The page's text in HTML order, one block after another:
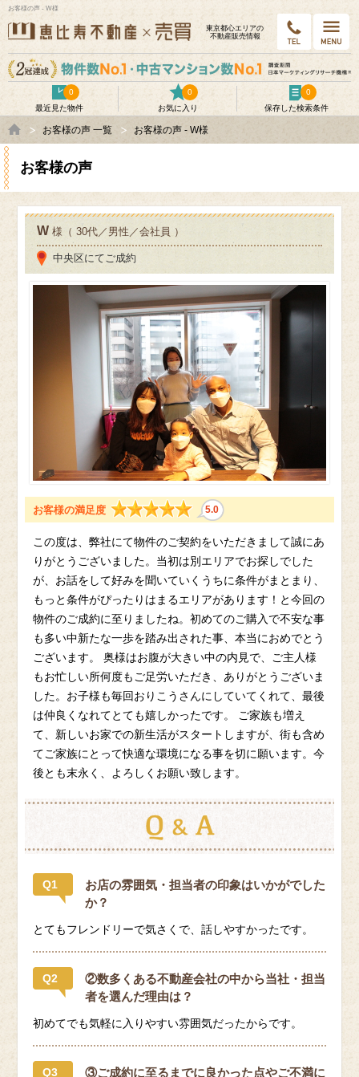
お客様の声 - W様
東京都⼼エリアの
不動産販売情報
最近見た物件
0
お気に入り
0
保存した検索条件
0
お客様の声 一覧 お客様の声 - W様
お客様の声
W 様（ 30代／男性／会社員 ）
中央区にてご成約
お客様の満足度 5.0
この度は、弊社にて物件のご契約をいただきまして誠にあ
りがとうございました。当初は別エリアでお探しでした
が、お話をして好みを聞いていくうちに条件がまとまり、
もっと条件がぴったりはまるエリアがあります！と今回の
物件のご成約に至りましたね。初めてのご購入で不安な事
も多い中新たな一歩を踏み出された事、本当におめでとう
ございます。 奥様はお腹が大きい中の内見で、ご主人様
もお忙しい所何度もご足労いただき、ありがとうございま
した。お子様も毎回おりこうさんにしていてくれて、最後
は仲良くなれてとても嬉しかったです。 ご家族も増え
て、新しいお家での新生活がスタートしますが、街も含め
てご家族にとって快適な環境になる事を切に願います。今
後とも末永く、よろしくお願い致します。
Q1
お店の雰囲気・担当者の印象はいかがでした
か？
とてもフレンドリーで気さくで、話しやすかったです。
Q2
②数多くある不動産会社の中から当社・担当
者を選んだ理由は？
初めてでも気軽に入りやすい雰囲気だったからです。
Q3
③ご成約に至るまでに良かった点やご不満に